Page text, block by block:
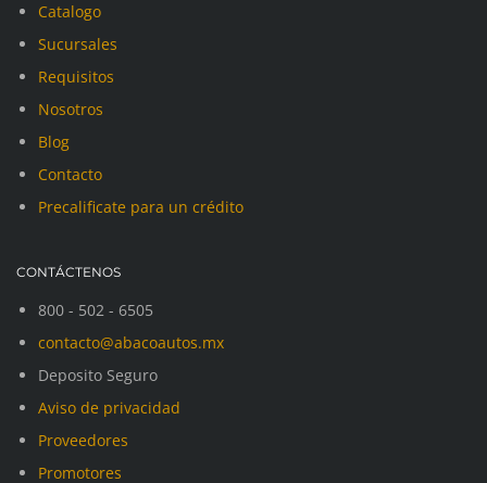
Catalogo
Sucursales
Requisitos
Nosotros
Blog
Contacto
Precalificate para un crédito
CONTÁCTENOS
800 - 502 - 6505
contacto@abacoautos.mx
Deposito Seguro
Aviso de privacidad
Proveedores
Promotores